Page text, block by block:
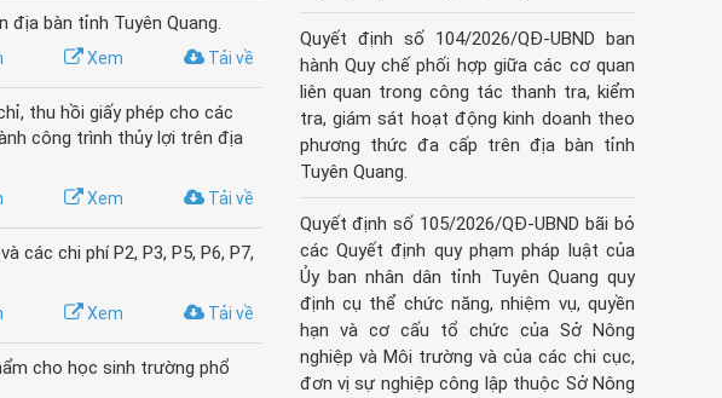
bàn tỉnh Tuyên Quang.
Tải về
Xem
thu hồi giấy phép cho các
công trình thủy lợi trên địa
Tải về
Xem
các chi phí P2, P3, P5, P6, P7,
Tải về
Xem
cho học sinh trường phổ
Quyết định số 104/2026/QĐ-UBND ban
hành Quy chế phối hợp giữa các cơ quan
liên quan trong công tác thanh tra, kiểm
tra, giám sát hoạt động kinh doanh theo
phương thức đa cấp trên địa bàn tỉnh
Tuyên Quang.
Quyết định số 105/2026/QĐ-UBND bãi bỏ
các Quyết định quy phạm pháp luật của
Ủy ban nhân dân tỉnh Tuyên Quang quy
định cụ thể chức năng, nhiệm vụ, quyền
hạn và cơ cấu tổ chức của Sở Nông
nghiệp và Môi trường và của các chi cục,
đơn vị sự nghiệp công lập thuộc Sở Nông